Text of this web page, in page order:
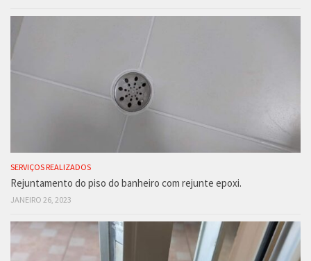
SERVIÇOS REALIZADOS
Rejuntamento do piso do banheiro com rejunte epoxi.
JANEIRO 26, 2023